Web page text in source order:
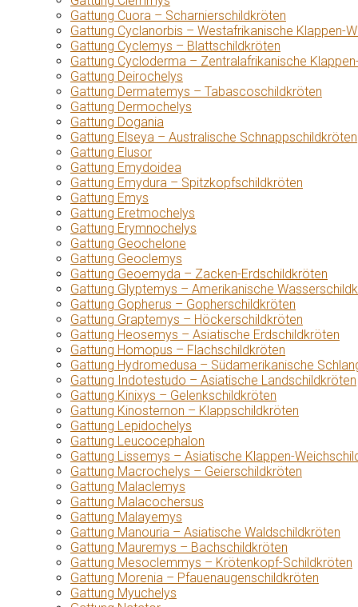
Gattung Cuora – Scharnierschildkröten
Gattung Cyclanorbis – Westafrikanische Klappen-
Gattung Cyclemys – Blattschildkröten
Gattung Cycloderma – Zentralafrikanische
Gattung Deirochelys
Gattung Dermatemys – Tabascoschildkröten
Gattung Dermochelys
Gattung Dogania
Gattung Elseya – Australische Schnappschildkröten
Gattung Elusor
Gattung Emydoidea
Gattung Emydura – Spitzkopfschildkröten
Gattung Emys
Gattung Eretmochelys
Gattung Erymnochelys
Gattung Geochelone
Gattung Geoclemys
Gattung Geoemyda – Zacken-Erdschildkröten
Gattung Glyptemys – Amerikanische
Gattung Gopherus – Gopherschildkröten
Gattung Graptemys – Höckerschildkröten
Gattung Heosemys – Asiatische Erdschildkröten
Gattung Homopus – Flachschildkröten
Gattung Hydromedusa – Südamerikanische
Gattung Indotestudo – Asiatische Landschildkröten
Gattung Kinixys – Gelenkschildkröten
Gattung Kinosternon – Klappschildkröten
Gattung Lepidochelys
Gattung Leucocephalon
Gattung Lissemys – Asiatische Klappen-
Gattung Macrochelys – Geierschildkröten
Gattung Malaclemys
Gattung Malacochersus
Gattung Malayemys
Gattung Manouria – Asiatische Waldschildkröten
Gattung Mauremys – Bachschildkröten
Gattung Mesoclemmys – Krötenkopf-Schildkröten
Gattung Morenia – Pfauenaugenschildkröten
Gattung Myuchelys